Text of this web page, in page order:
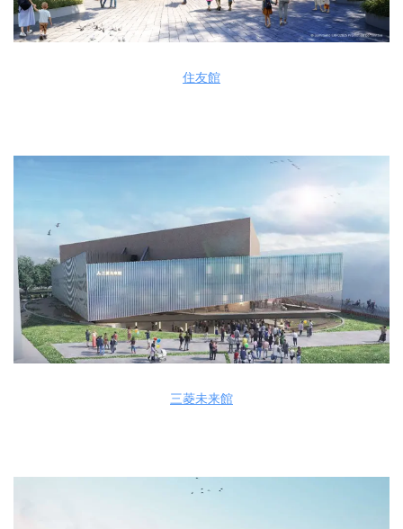
住友館
三菱未来館